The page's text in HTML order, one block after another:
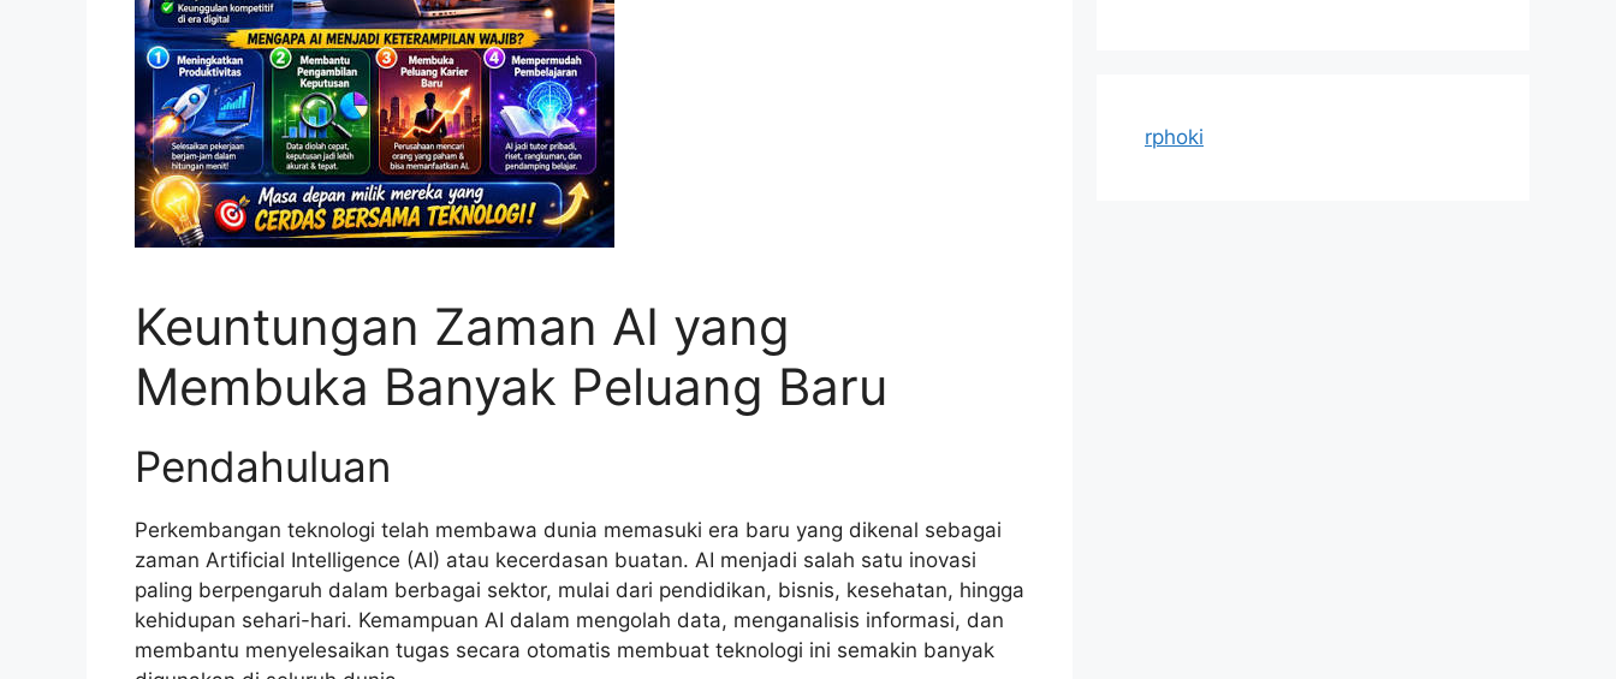
Keuntungan Zaman AI yang
Membuka Banyak Peluang Baru
Pendahuluan
Perkembangan teknologi telah membawa dunia memasuki era baru yang dikenal sebagai
zaman Artificial Intelligence (AI) atau kecerdasan buatan. AI menjadi salah satu inovasi
paling berpengaruh dalam berbagai sektor, mulai dari pendidikan, bisnis, kesehatan, hingga
kehidupan sehari-hari. Kemampuan AI dalam mengolah data, menganalisis informasi, dan
membantu menyelesaikan tugas secara otomatis membuat teknologi ini semakin banyak
rphoki